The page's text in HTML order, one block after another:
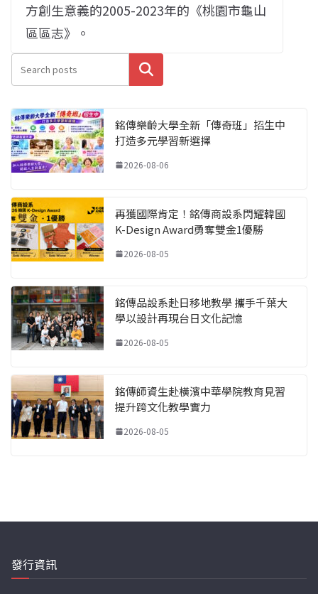
方創生意義的2005-2023年的《桃園市龜山
區區志》。
搜尋
銘傳樂齡大學全新「傳奇班」招生中
打造多元學習新選擇
2026-08-06
再獲國際肯定！銘傳商設系閃耀韓國
K-Design Award勇奪雙金1優勝
2026-08-05
銘傳品設系赴日移地教學 攜手千葉大
學以設計再現台日文化記憶
2026-08-05
銘傳師資生赴橫濱中華學院教育見習
提升跨文化教學實力
2026-08-05
發行資訊